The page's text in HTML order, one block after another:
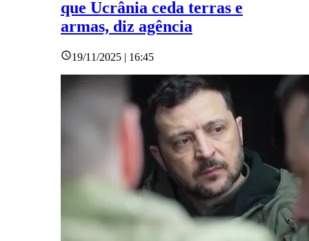
que Ucrânia ceda terras e
armas, diz agência
19/11/2025 | 16:45